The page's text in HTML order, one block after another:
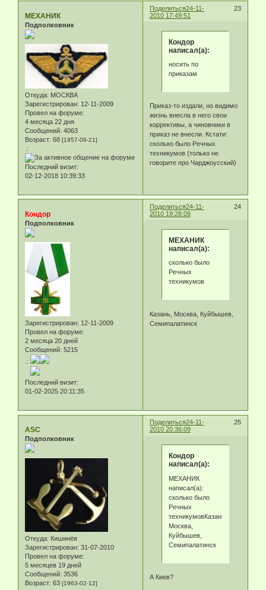
Поделиться 23
24-11-
2010 17:49:51
МЕХАНИК
Подполковник
Откуда: МОСКВА
Зарегистрирован: 12-11-2009
Провел на форуме:
4 месяца 22 дня
Сообщений: 4063
Возраст: 68 [1957-09-21]
.:
Последний визит:
02-12-2018 10:39:33
Кондор
написал(а):
носить по
приказам
Приказ-то издали, но видимо
жизнь внесла в него свои
коррективы, а чиновники в
приказ не внесли. Кстати:
сколько было Речных
техникумов (только не
говорите про Чарджоусский)
Поделиться 24
24-11-
2010 19:28:09
Кондор
Подполковник
Зарегистрирован: 12-11-2009
Провел на форуме:
2 месяца 20 дней
Сообщений: 5215
.:
Последний визит:
01-02-2025 20:11:35
МЕХАНИК
написал(а):
сколько было
Речных
техникумов
Казань, Москва, Куйбышев,
Семипалатинск
Поделиться 25
24-11-
2010 20:36:09
ASC
Подполковник
Откуда: Кишинёв
Зарегистрирован: 31-07-2010
Провел на форуме:
5 месяцев 19 дней
Сообщений: 3536
Возраст: 63 [1963-02-12]
Кондор
написал(а):
МЕХАНИК
написал(а):
сколько было
Речных
техникумовКазань,
Москва,
Куйбышев,
Семипалатинск
А Киев?